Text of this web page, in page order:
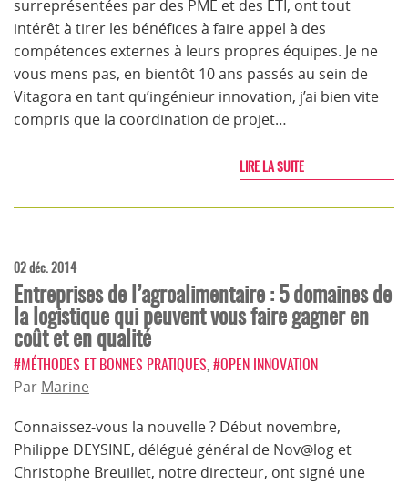
surreprésentées par des PME et des ETI, ont tout
intérêt à tirer les bénéfices à faire appel à des
compétences externes à leurs propres équipes. Je ne
vous mens pas, en bientôt 10 ans passés au sein de
Vitagora en tant qu’ingénieur innovation, j’ai bien vite
compris que la coordination de projet…
LIRE LA SUITE
02 déc. 2014
Entreprises de l’agroalimentaire : 5 domaines de
la logistique qui peuvent vous faire gagner en
coût et en qualité
#MÉTHODES ET BONNES PRATIQUES #OPEN INNOVATION
Par Marine
Connaissez-vous la nouvelle ? Début novembre,
Philippe DEYSINE, délégué général de Nov@log et
Christophe Breuillet, notre directeur, ont signé une